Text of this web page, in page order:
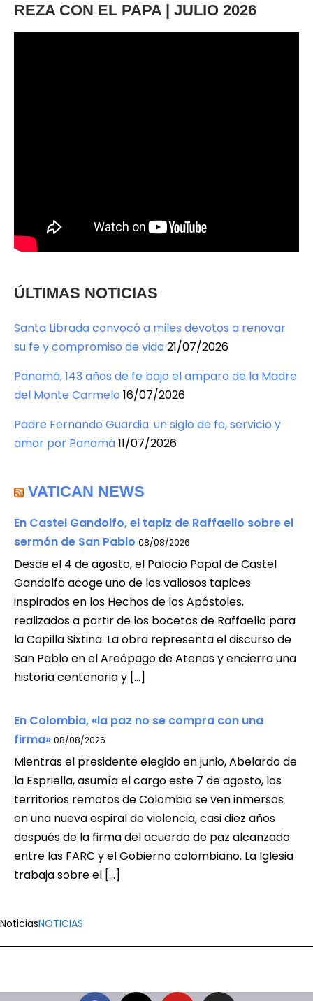
REZA CON EL PAPA | JULIO 2026
ÚLTIMAS NOTICIAS
Santa Librada convocó a miles devotos a renovar
su fe y compromiso de vida21/07/2026
Panamá, 143 años de fe bajo el amparo de la Madre
del Monte Carmelo 16/07/2026
Padre Fernando Guardia: un siglo de fe, servicio y
amor por Panamá11/07/2026
VATICAN NEWS
En Castel Gandolfo, el tapiz de Raffaello sobre el
sermón de San Pablo 08/08/2026
Desde el 4 de agosto, el Palacio Papal de Castel
Gandolfo acoge uno de los valiosos tapices
inspirados en los Hechos de los Apóstoles,
realizados a partir de los bocetos de Raffaello para
la Capilla Sixtina. La obra representa el discurso de
San Pablo en el Areópago de Atenas y encierra una
historia centenaria y […]
En Colombia, «la paz no se compra con una
firma» 08/08/2026
Mientras el presidente elegido en junio, Abelardo de
la Espriella, asumía el cargo este 7 de agosto, los
territorios remotos de Colombia se ven inmersos
en una nueva espiral de violencia, casi diez años
después de la firma del acuerdo de paz alcanzado
entre las FARC y el Gobierno colombiano. La Iglesia
trabaja sobre el […]
NoticiasNOTICIAS